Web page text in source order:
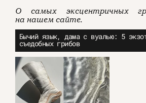
О самых эксцентричных
на нашем сайте.
Бычий язык, дама с вуалью: 5
съедобных грибов